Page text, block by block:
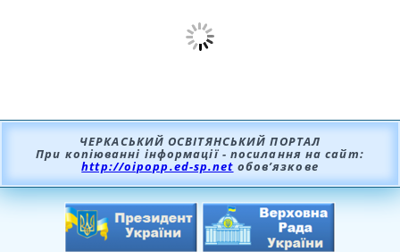
ЧЕРКАСЬКИЙ ОСВІТЯНСЬКИЙ ПОРТАЛ
При копіюванні інформації - посилання на сайт:
http://oipopp.ed-sp.net обов’язкове